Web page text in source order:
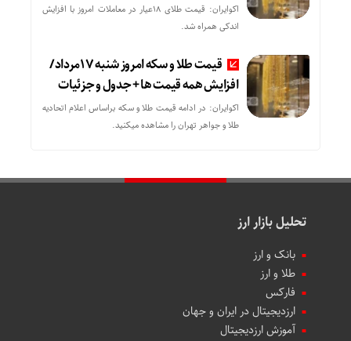
اکوایران: قیمت طلای 18عیار در معاملات امروز با افزایش
اندکی همراه شد.
قیمت طلا و سکه امروز شنبه 17مرداد/
افزایش همه قیمت ها + جدول و جزئیات
اکوایران: در ادامه قیمت طلا و سکه براساس اعلام اتحادیه
طلا و جواهر تهران را مشاهده میکنید.
تحلیل بازار ارز
بانک و ارز
طلا و ارز
فارکس
ارزدیجیتال در ایران و جهان
آموزش ارزدیجیتال